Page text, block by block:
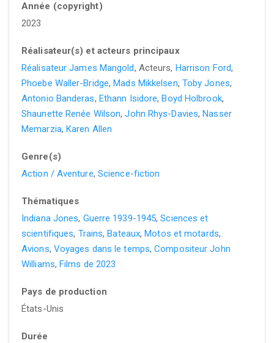
Année (copyright)
2023
Réalisateur(s) et acteurs principaux
Réalisateur James Mangold, Acteurs, Harrison Ford,
Phoebe Waller-Bridge, Mads Mikkelsen, Toby Jones,
Antonio Banderas, Ethann Isidore, Boyd Holbrook,
Shaunette Renée Wilson,John Rhys-Davies, Nasser
Memarzia, Karen Allen
Genre(s)
Action / Aventure, Science-fiction
Thématiques
Indiana Jones, Guerre 1939-1945,Sciences et
scientifiques, Trains, Bateaux, Motos et motards,
Avions, Voyages dans le temps,Compositeur John
Williams, Films de 2023
Pays de production
États-Unis
Durée